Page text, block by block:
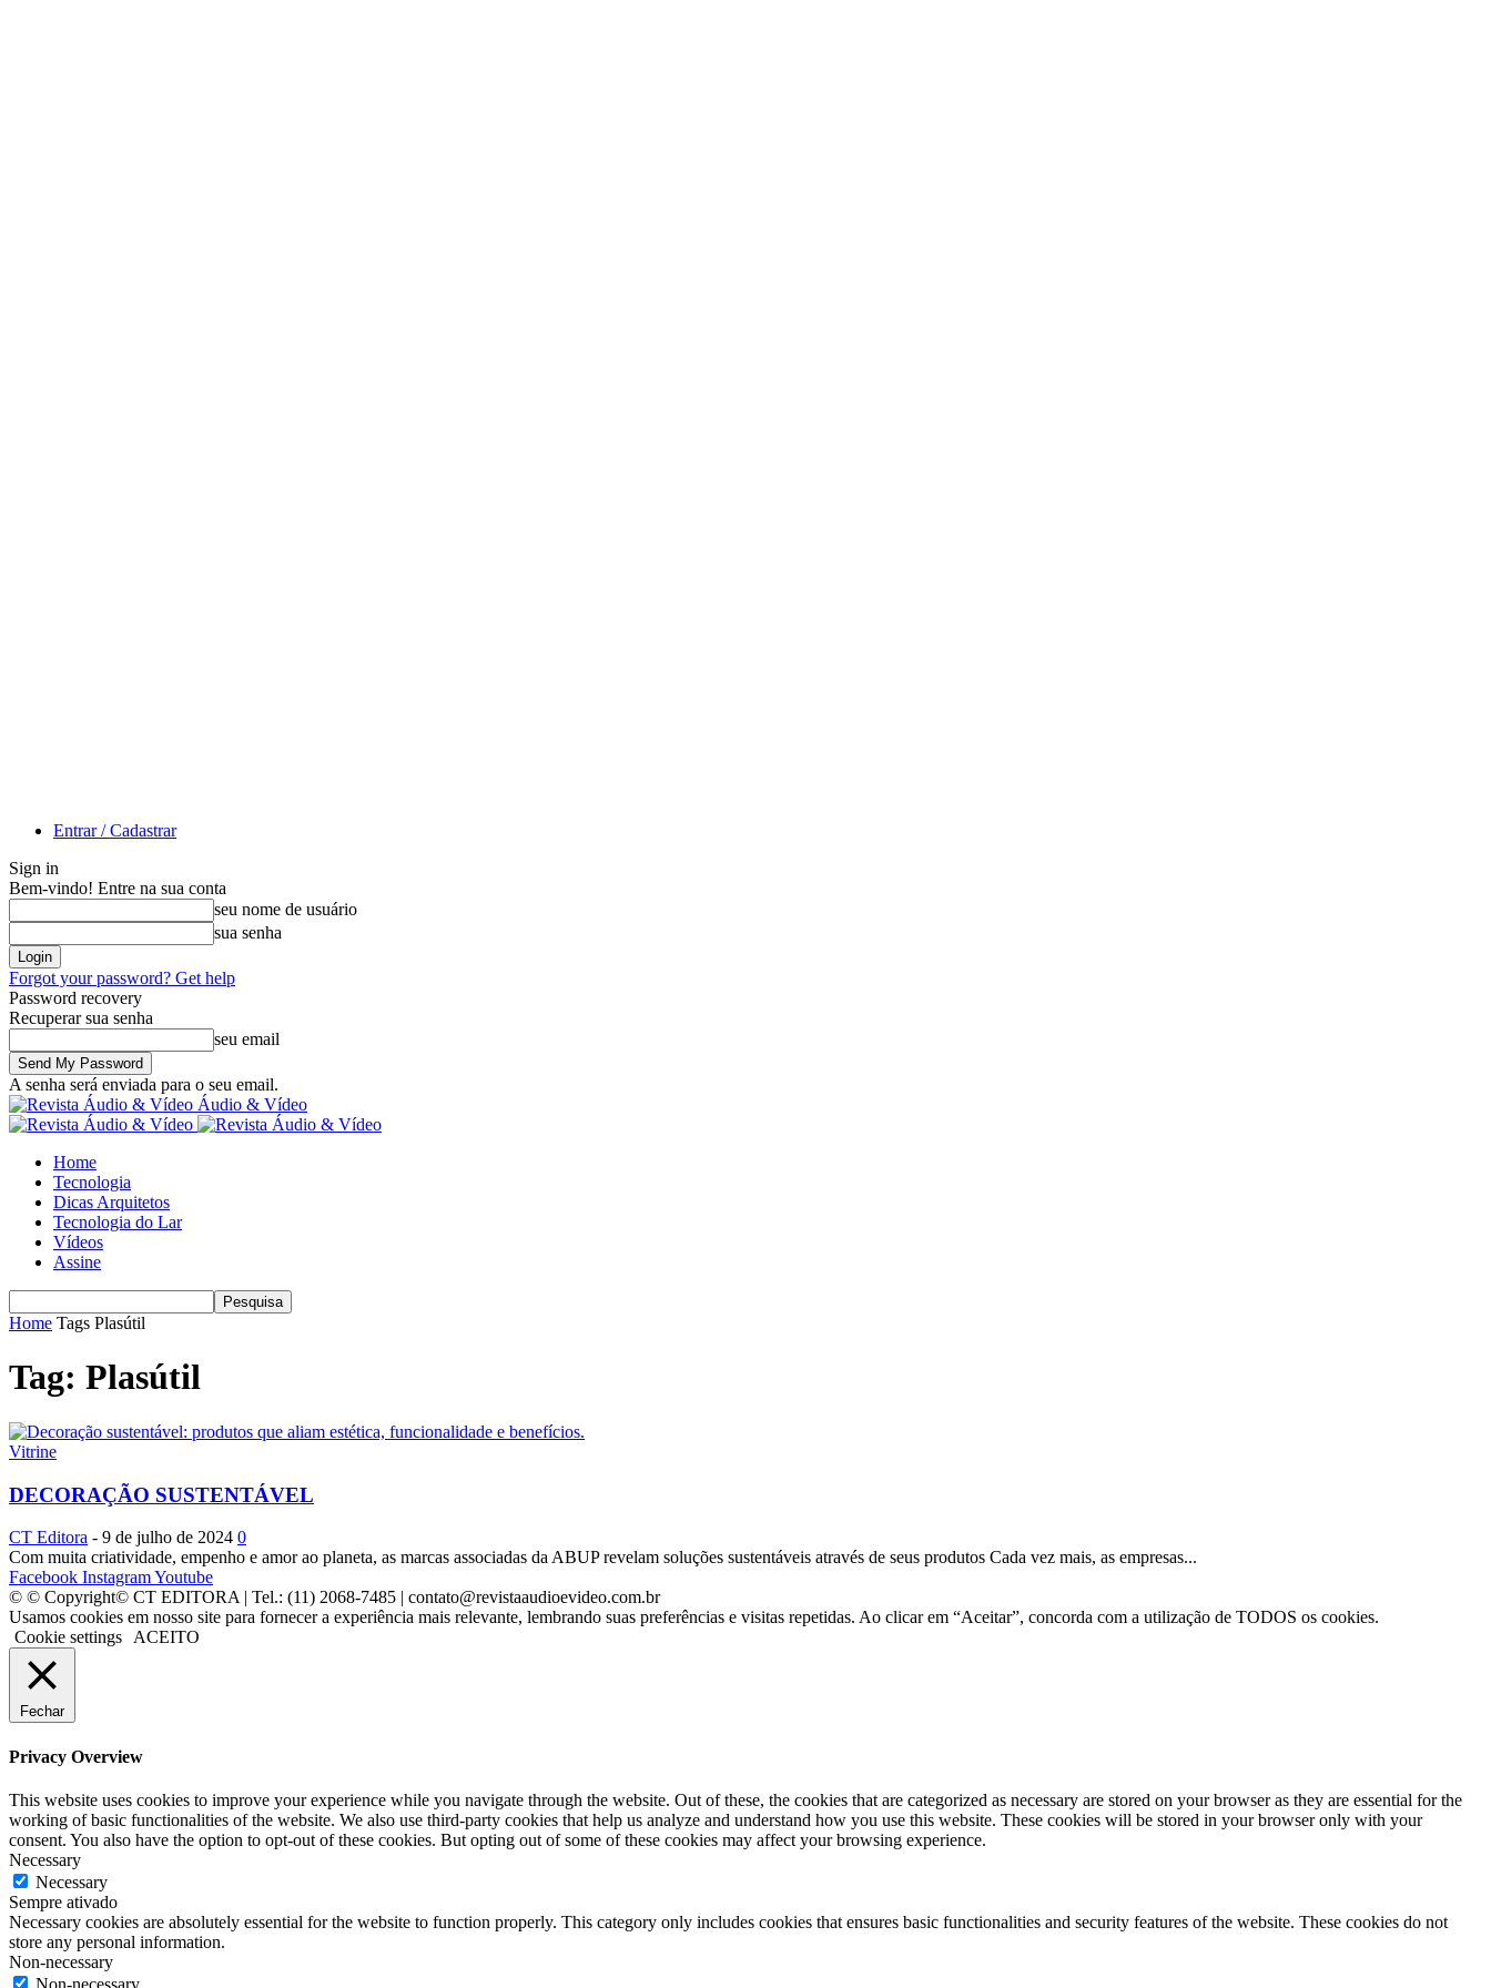
Entrar / Cadastrar
Sign in
Bem-vindo! Entre na sua conta
seu nome de usuário
sua senha
Forgot your password? Get help
Password recovery
Recuperar sua senha
seu email
A senha será enviada para o seu email.
Áudio & Vídeo
Home
Tecnologia
Dicas Arquitetos
Tecnologia do Lar
Vídeos
Assine
Home Tags Plasútil
Tag: Plasútil
Vitrine
DECORAÇÃO SUSTENTÁVEL
CT Editora - 9 de julho de 2024 0
Com muita criatividade, empenho e amor ao planeta, as marcas associadas da ABUP revelam soluções sustentáveis através de seus produtos Cada vez mais, as empresas...
Facebook InstagramYoutube
© © Copyright© CT EDITORA | Tel.: (11) 2068-7485 | contato@revistaaudioevideo.com.br
Usamos cookies em nosso site para fornecer a experiência mais relevante, lembrando suas preferências e visitas repetidas. Ao clicar em “Aceitar”, concorda com a utilização de TODOS os cookies.
Cookie settings
ACEITO
Fechar
Privacy Overview
This website uses cookies to improve your experience while you navigate through the website. Out of these, the cookies that are categorized as necessary are stored on your browser as they are essential for the
working of basic functionalities of the website. We also use third-party cookies that help us analyze and understand how you use this website. These cookies will be stored in your browser only with your
consent. You also have the option to opt-out of these cookies. But opting out of some of these cookies may affect your browsing experience.
Necessary
Necessary
Sempre ativado
Necessary cookies are absolutely essential for the website to function properly. This category only includes cookies that ensures basic functionalities and security features of the website. These cookies do not
store any personal information.
Non-necessary
Non-necessary